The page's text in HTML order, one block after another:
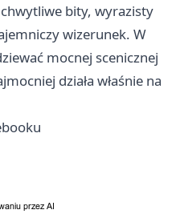
bity, wyrazisty
wizerunek. W
mocnej scenicznej
działa właśnie na